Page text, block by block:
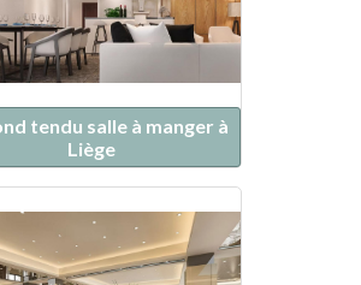
tendu salle à manger à
Liège